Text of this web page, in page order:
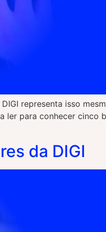
representa isso
ler para conhecer cinco
da DIGI